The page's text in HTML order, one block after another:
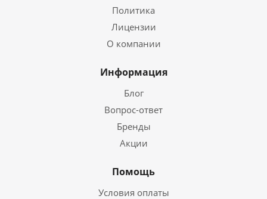
Политика
Лицензии
О компании
Информация
Блог
Вопрос-ответ
Бренды
Акции
Помощь
Условия оплаты